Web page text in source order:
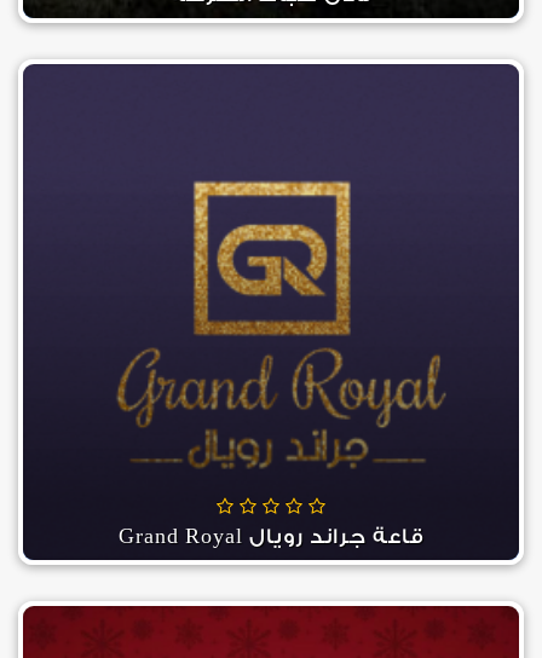
قاعة جراند رويال Grand Royal